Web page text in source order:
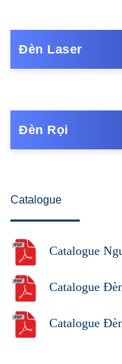
Đèn Laser
Đèn Rọi
Catalogue
Catalogue
Catalogue
Catalogue